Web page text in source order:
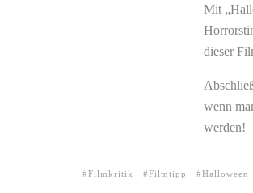
Mit
dieser
wenn
werden!
Filmkritik Filmtipp Halloween